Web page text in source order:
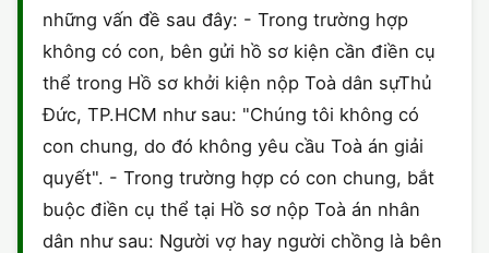
những vấn đề sau đây: - Trong trường hợp
không có con, bên gửi hồ sơ kiện cần điền cụ
thể trong Hồ sơ khởi kiện nộp Toà dân sựThủ
Đức, TP.HCM như sau: "Chúng tôi không có
con chung, do đó không yêu cầu Toà án giải
quyết". - Trong trường hợp có con chung, bắt
buộc điền cụ thể tại Hồ sơ nộp Toà án nhân
dân như sau: Người vợ hay người chồng là bên